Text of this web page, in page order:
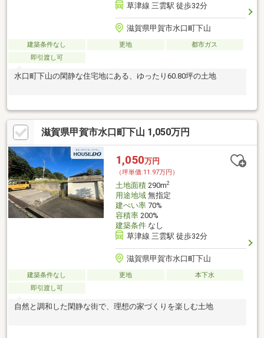
草津線 三雲駅 徒歩32分
滋賀県甲賀市水口町下山
建築条件なし 更地
都市ガス
即引渡し可
水口町下山の閑静な住宅地にある、ゆったり60.80坪の土地
滋賀県甲賀市水口町下山 1,050万円
1,050万円
（坪単価:11.97万円）
土地面積290m2
用途地域無指定
建ぺい率70%
容積率200%
建築条件なし
草津線 三雲駅 徒歩32分
滋賀県甲賀市水口町下山
建築条件なし 更地
本下水
即引渡し可
自然と調和した閑静な街で、理想の家づくりを楽しむ土地